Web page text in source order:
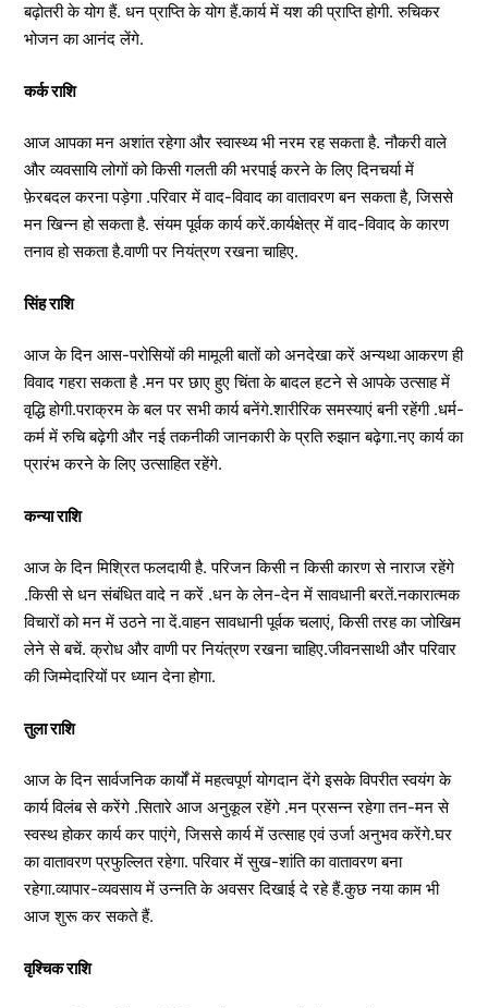
बढ़ोतरी के योग हैं. धन प्राप्ति के योग हैं.कार्य में यश की प्राप्ति होगी. रुचिकर
भोजन का आनंद लेंगे.
कर्क राशि
आज आपका मन अशांत रहेगा और स्वास्थ्य भी नरम रह सकता है. नौकरी वाले
और व्यवसायि लोगों को किसी गलती की भरपाई करने के लिए दिनचर्या में
फ़ेरबदल करना पड़ेगा .परिवार में वाद-विवाद का वातावरण बन सकता है, जिससे
मन खिन्न हो सकता है. संयम पूर्वक कार्य करें.कार्यक्षेत्र में वाद-विवाद के कारण
तनाव हो सकता है.वाणी पर नियंत्रण रखना चाहिए.
सिंह राशि
आज के दिन आस-परोसियों की मामूली बातों को अनदेखा करें अन्यथा आकरण ही
विवाद गहरा सकता है .मन पर छाए हुए चिंता के बादल हटने से आपके उत्साह में
वृद्धि होगी.पराक्रम के बल पर सभी कार्य बनेंगे.शारीरिक समस्याएं बनी रहेंगी .धर्म-
कर्म में रुचि बढ़ेगी और नई तकनीकी जानकारी के प्रति रुझान बढ़ेगा.नए कार्य का
प्रारंभ करने के लिए उत्साहित रहेंगे.
कन्या राशि
आज के दिन मिश्रित फलदायी है. परिजन किसी न किसी कारण से नाराज रहेंगे
.किसी से धन संबंधित वादे न करें .धन के लेन-देन में सावधानी बरतें.नकारात्मक
विचारों को मन में उठने ना दें.वाहन सावधानी पूर्वक चलाएं, किसी तरह का जोखिम
लेने से बचें. क्रोध और वाणी पर नियंत्रण रखना चाहिए.जीवनसाथी और परिवार
की जिम्मेदारियों पर ध्यान देना होगा.
तुला राशि
आज के दिन सार्वजनिक कार्यों में महत्वपूर्ण योगदान देंगे इसके विपरीत स्वयंग के
कार्य विलंब से करेंगे .सितारे आज अनुकूल रहेंगे .मन प्रसन्न रहेगा तन-मन से
स्वस्थ होकर कार्य कर पाएंगे, जिससे कार्य में उत्साह एवं उर्जा अनुभव करेंगे.घर
का वातावरण प्रफुल्लित रहेगा. परिवार में सुख-शांति का वातावरण बना
रहेगा.व्यापार-व्यवसाय में उन्नति के अवसर दिखाई दे रहे हैं.कुछ नया काम भी
आज शुरू कर सकते हैं.
वृश्चिक राशि